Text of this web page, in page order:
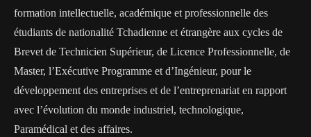
formation intellectuelle, académique et professionnelle des
étudiants de nationalité Tchadienne et étrangère aux cycles de
Brevet de Technicien Supérieur, de Licence Professionnelle, de
Master, l’Exécutive Programme et d’Ingénieur, pour le
développement des entreprises et de l’entreprenariat en rapport
avec l’évolution du monde industriel, technologique,
Paramédical et des affaires.